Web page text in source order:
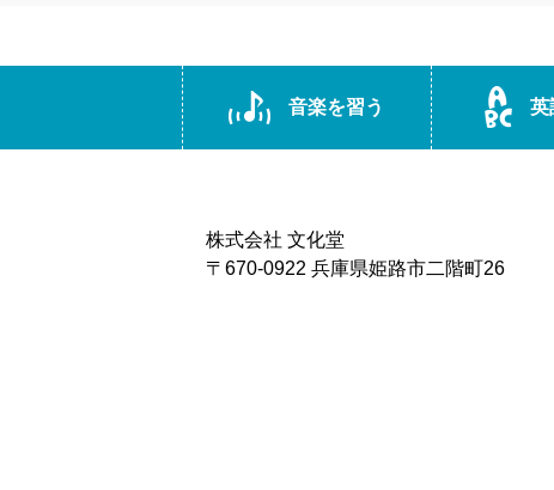
音楽を習う 英
株式会社 文化堂
〒670-0922 兵庫県姫路市二階町26